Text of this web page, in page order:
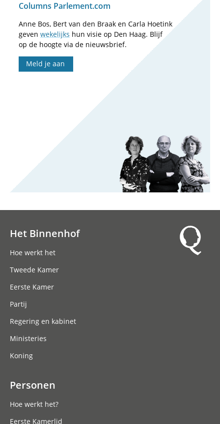
Columns Parlement.com
Anne Bos, Bert van den Braak en Carla Hoetink
geven wekelijks hun visie op Den Haag. Blijf
op de hoogte via de nieuwsbrief.
Meld je aan
Het Binnenhof
Hoe werkt het
Tweede Kamer
Eerste Kamer
Partij
Regering en kabinet
Ministeries
Koning
Personen
Hoe werkt het?
Eerste Kamerlid